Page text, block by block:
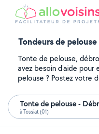
Tondeurs de
Tonte de pelouse,
avez besoin d'aide pour
pelouse ? Postez votre
Tonte de pelouse -
à Tossiat (01)